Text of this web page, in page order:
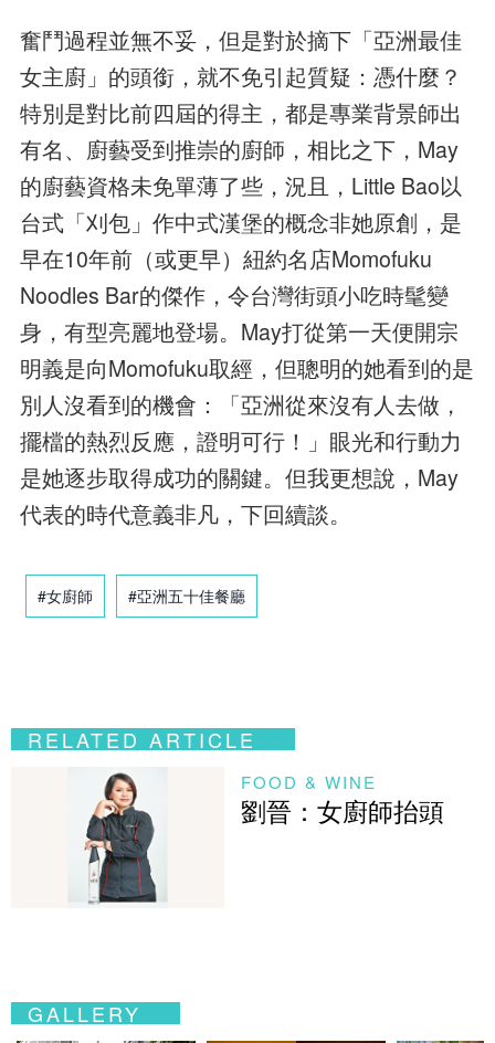
奮鬥過程並無不妥，但是對於摘下「亞洲最佳
女主廚」的頭銜，就不免引起質疑：憑什麼？
特別是對比前四屆的得主，都是專業背景師出
有名、廚藝受到推崇的廚師，相比之下，May
的廚藝資格未免單薄了些，況且，Little Bao以
台式「刈包」作中式漢堡的概念非她原創，是
早在10年前（或更早）紐約名店Momofuku
Noodles Bar的傑作，令台灣街頭小吃時髦變
身，有型亮麗地登場。May打從第一天便開宗
明義是向Momofuku取經，但聰明的她看到的是
別人沒看到的機會：「亞洲從來沒有人去做，
擺檔的熱烈反應，證明可行！」眼光和行動力
是她逐步取得成功的關鍵。但我更想說，May
代表的時代意義非凡，下回續談。
#女廚師 #亞洲五十佳餐廳
RELATED ARTICLE
FOOD & WINE
劉晉：女廚師抬頭
GALLERY